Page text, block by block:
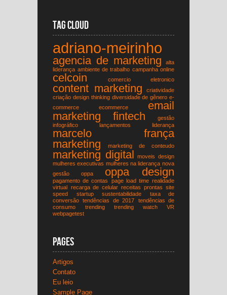
Tag Cloud
adriano-meirinho
agencia de marketing
alta
liderança ambiente de trabalho campanha online
celcoin comercio eletronico
content marketing
criatividade
criação design thinking diversidade de gênero e-
commerce
ecommerce
email
marketing
fintech
gestão
infográfico
lançamentos liderança
marcelo frança
marketing
marketing de conteudo
marketing digital
moveis design
mulheres executivas mulheres na liderança nova
gestão
oppa oppa design
pagamento de contas page load time realidade
virtual
recarga de celular receitas prontas site
speed
startup sustentabilidade
taxa de
conversão
tendências de 2017
tendências de
consumo
trending trending watch
VR
webpagetest
Pages
Artigos
Contato
Eu leio
Sample Page